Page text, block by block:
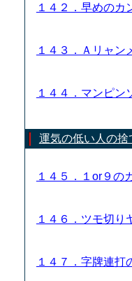
１４２．早めの
１４３．Ａリャ
１４４．マンピ
運気の低い人の捨
１４５．１or９の
１４６．ツモ切
１４７．字牌連